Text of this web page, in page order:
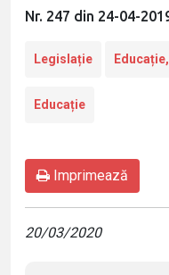
Nr. 247 din 24-04-
Legislație
Educație
Imprimează
20/03/2020